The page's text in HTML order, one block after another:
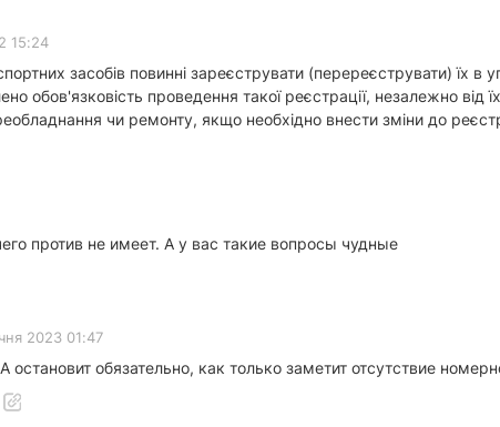
15:24
засобів повинні зареєструвати (перереєструвати) їх
обов'язковість проведення такої реєстрації, незалежно від
чи ремонту, якщо необхідно внести зміни до
против не имеет. А у вас такие вопросы чудные
2023 01:47
остановит обязательно, как только заметит отсутствие